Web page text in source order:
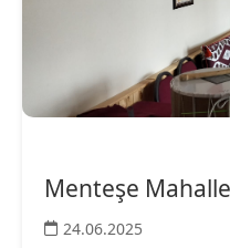
Menteşe
24.06.2025